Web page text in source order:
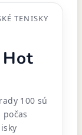
TENISKY
Hot
100 sú